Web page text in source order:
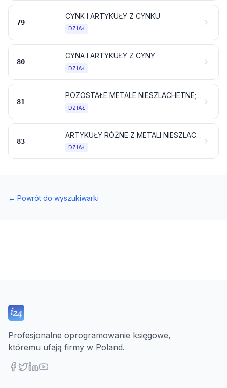
79
CYNK I ARTYKUŁY Z CYNKU
DZIAŁ
80
CYNA I ARTYKUŁY Z CYNY
DZIAŁ
81
POZOSTAŁE METALE NIESZLACHETNE; CERMETALE; ARTYKUŁY Z TYCH MATERIAŁÓW
DZIAŁ
83
ARTYKUŁY RÓŻNE Z METALI NIESZLACHETNYCH
DZIAŁ
← Powrót do wyszukiwarki
Profesjonalne oprogramowanie księgowe,
któremu ufają firmy w Poland.